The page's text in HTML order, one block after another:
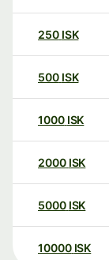
250 ISK
500 ISK
1000 ISK
2000 ISK
5000 ISK
10000 ISK